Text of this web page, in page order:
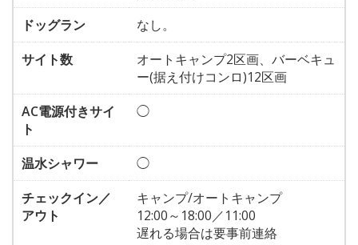
ドッグラン
なし。
サイト数
オートキャンプ2区画、バーベキュ
ー(据え付けコンロ)12区画
AC電源付きサイ
ト
◯
温水シャワー
◯
チェックイン／
アウト
キャンプ/オートキャンプ
12:00～18:00／11:00
遅れる場合は要事前連絡